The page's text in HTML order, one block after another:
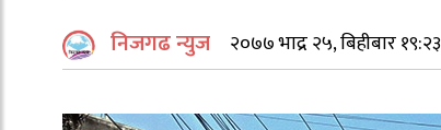
निजगढ न्युज २०७७ भाद्र २५, बिहीबार १९:२३